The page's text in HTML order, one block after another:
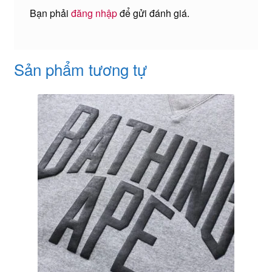
Bạn phải đăng nhậpđể gửi đánh giá.
Sản phẩm tương tự